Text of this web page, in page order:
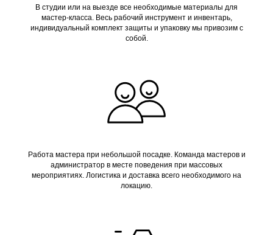
В студии или на выезде все необходимые материалы для
мастер-класса. Весь рабочий инструмент и инвентарь,
индивидуальный комплект защиты и упаковку мы привозим с
собой.
Работа мастера при небольшой посадке. Команда мастеров и
администратор в месте поведения при массовых
мероприятиях. Логистика и доставка всего необходимого на
локацию.